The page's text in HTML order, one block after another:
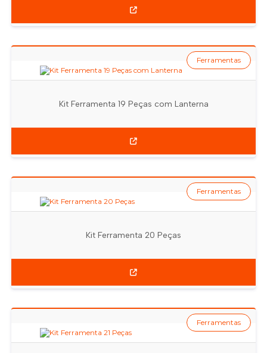
Kit Ferramenta 19 Peças com Lanterna
Ferramentas
Kit Ferramenta 20 Peças
Ferramentas
Ferramentas